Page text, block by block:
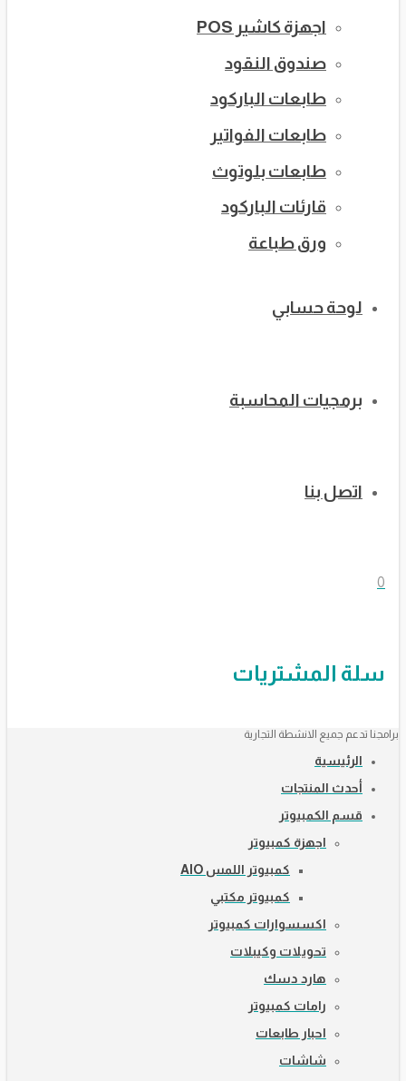
اجهزة كاشير POS
صندوق النقود
طابعات الباركود
طابعات الفواتير
طابعات بلوتوث
قارئات الباركود
ورق طباعة
لوحة حسابي
برمجيات المحاسبة
اتصل بنا
0
سلة المشتريات
برامجنا تدعم جميع الانشطة التجارية
الرئيسية
أحدث المنتجات
قسم الكمبيوتر
اجهزة كمبيوتر
كمبيوتر اللمس AIO
كمبيوتر مكتبي
اكسسوارات كمبيوتر
تحويلات وكيبلات
هارد دسك
رامات كمبيوتر
احبار طابعات
شاشات